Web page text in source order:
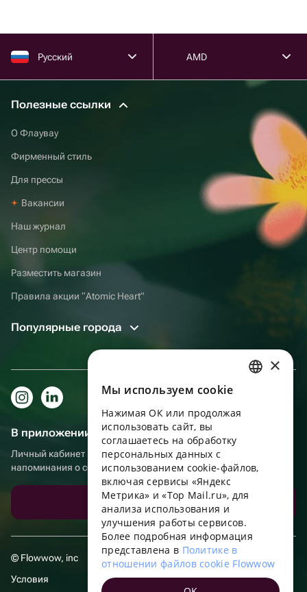
Русский AMD
Полезные ссылки
О Флаувау
Фирменный стиль
Для прессы
Вакансии
Наш журнал
Центр помощи
Разместить магазин
Правила акции “Atomic Heart”
Популярные города
В приложении еще удобнее!
Личный кабинет получателя, больше бонусов за покупки и
напоминания о событиях
Скачать приложение
© Flowwow, inc
Условия
ENGLISH
UKRAINIAN
PORTUGUESE
FRENCH
TURKISH
×
Мы используем сookie
Нажимая ОК или продолжая
использовать сайт, вы
соглашаетесь на обработку
персональных данных с
использованием cookie-файлов,
включая сервисы «Яндекс
Метрика» и «Top Mail.ru», для
анализа использования и
улучшения работы сервисов.
Более подробная информация
представлена в Политике в
отношении файлов cookie Flowwow